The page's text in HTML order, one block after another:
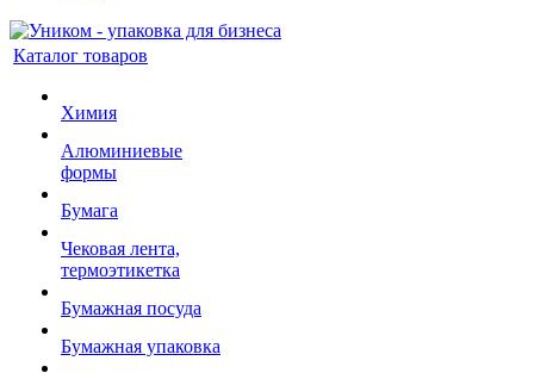
Каталог товаров
Химия
Алюминиевые
формы
Бумага
Чековая лента,
термоэтикетка
Бумажная посуда
Бумажная упаковка